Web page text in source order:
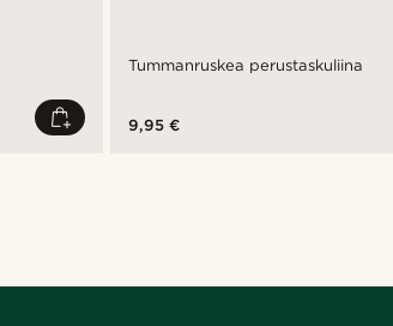
Tummanruskea perustaskuliina
9,95 €